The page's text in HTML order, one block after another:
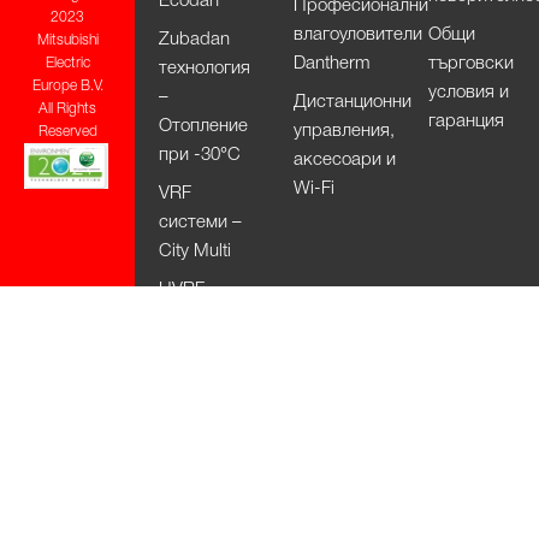
2023
Mitsubishi
Electric
Europe B.V.
All Rights
Reserved
Zubadan
технология
–
Отопление
при -30°С
VRF
системи –
City Multi
HVRF
Професионални
влагоуловители
Dantherm
Дистанционни
управления,
аксесоари и
Wi-Fi
Общи
търговски
условия и
гаранция